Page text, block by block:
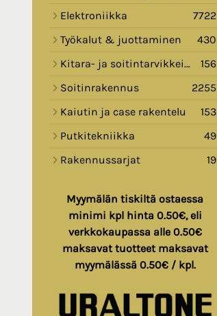
Elektroniikka
7722
Työkalut & juottaminen
430
Kitara- ja soitintarvikkeita
156
Soitinrakennus
2255
Kaiutin ja case rakentelu
153
Putkitekniikka
49
Rakennussarjat
19
Myymälän tiskiltä ostaessa
minimi kpl hinta 0.50€, eli
verkkokaupassa alle 0.50€
maksavat tuotteet maksavat
myymälässä 0.50€ / kpl.